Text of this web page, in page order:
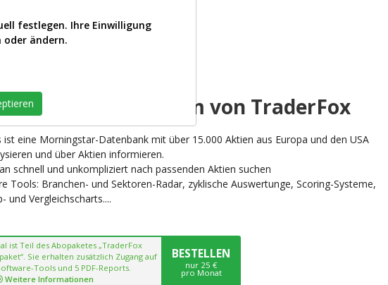
Plattform von TraderFox
ist eine Morningstar-Datenbank mit über 15.000 Aktien aus Europa und den USA
und über Aktien informieren.
schnell und unkompliziert nach passenden Aktien suchen
Tools: Branchen- und Sektoren-Radar, zyklische Auswertunge, Scoring-Systeme,
und Vergleichscharts....
ist Teil des Abopaketes „TraderFox
Sie erhalten zusätzlich Zugang auf
Tools und 5 PDF-Reports.
Weitere Informationen
BESTELLEN
nur 25 €
pro Monat
festlegen. Ihre Einwilligung
ändern.